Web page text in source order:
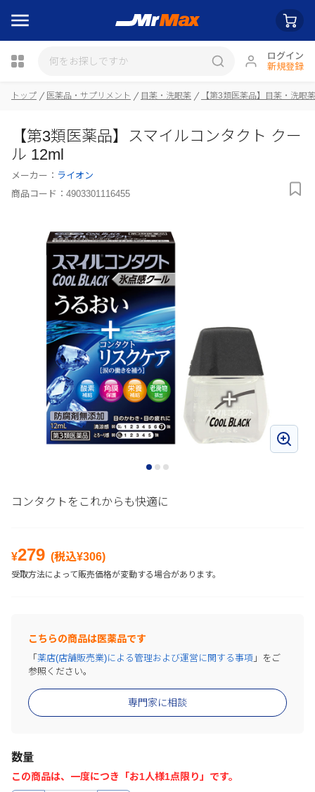
ログイン
新規登録
トップ 医薬品・サプリメント 目薬・洗眼薬 【第3類医薬品】目薬・洗眼薬
【第3類医薬品】スマイルコンタクト クー
ル 12ml
メーカー： ライオン
商品コード： 4903301116455
コンタクトをこれからも快適に
¥279 (税込¥306)
受取方法によって販売価格が変動する場合があります。
こちらの商品は医薬品です
専門家に相談
「 薬店(店舗販売業)による管理および運営に関する事項 」をご
参照ください。
数量
この商品は、一度につき「お1人様1点限り」です。